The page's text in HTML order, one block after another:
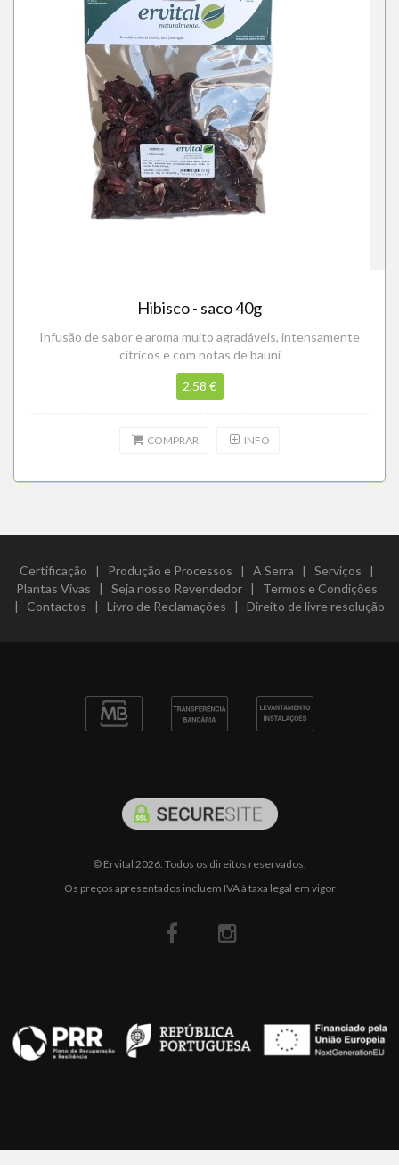
Hibisco - saco 40g
Infusão de sabor e aroma muito agradáveis, intensamente
cítricos e com notas de bauni
2,58 €
COMPRAR INFO
Certificação | Produção e Processos | A Serra | Serviços |
Plantas Vivas | Seja nosso Revendedor | Termos e Condições
| Contactos | Livro de Reclamações | Direito de livre resolução
© Ervital 2026. Todos os direitos reservados.
Os preços apresentados incluem IVA à taxa legal em vigor